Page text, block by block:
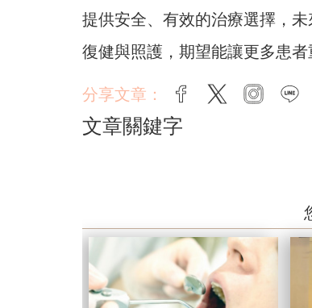
提供安全、有效的治療選擇，
復健與照護，期望能讓更多患者
分享文章： facebook
twitter
文章關鍵字